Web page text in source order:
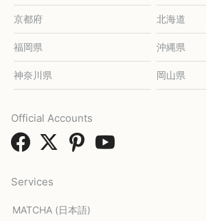
京都府 北海道
福岡県 沖縄県
神奈川県 岡山県
Services
MATCHA (日本語)
Official Accounts